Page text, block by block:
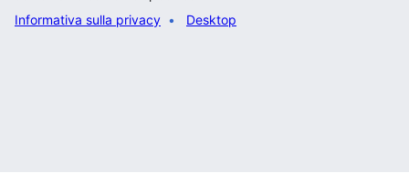
Informativa sulla privacy
Desktop